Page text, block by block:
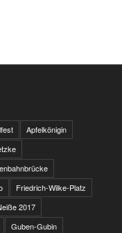
Apfelkönigin
Friedrich-Wilke-Platz
2017
Guben-Gubin